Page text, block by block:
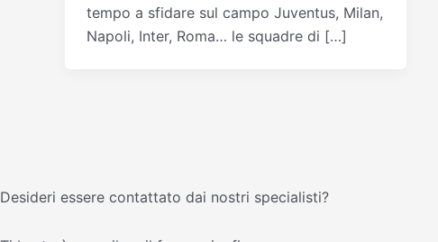
tempo a sfidare sul campo Juventus, Milan,
Napoli, Inter, Roma… le squadre di […]
Desideri essere contattato dai nostri specialisti?